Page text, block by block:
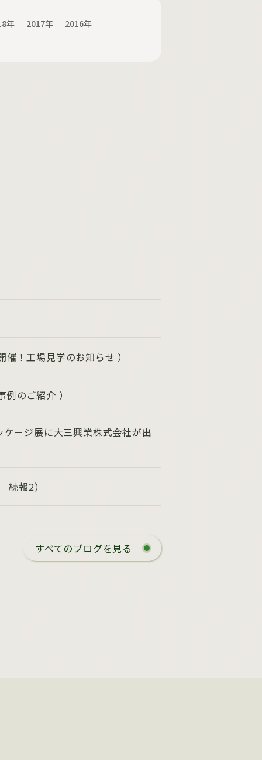
年 2017年 2016年
！工場見学のお知らせ ）
のご紹介 ）
ージ展に大三興業株式会社が出
報2）
すべてのブログを見る